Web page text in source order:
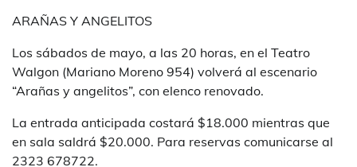
ARAÑAS Y ANGELITOS
Los sábados de mayo, a las 20 horas, en el Teatro
Walgon (Mariano Moreno 954) volverá al escenario
“Arañas y angelitos”, con elenco renovado.
La entrada anticipada costará $18.000 mientras que
en sala saldrá $20.000. Para reservas comunicarse al
2323 678722.